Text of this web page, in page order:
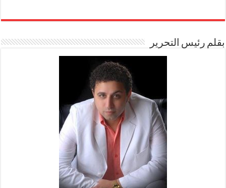
بقلم رئيس التحرير